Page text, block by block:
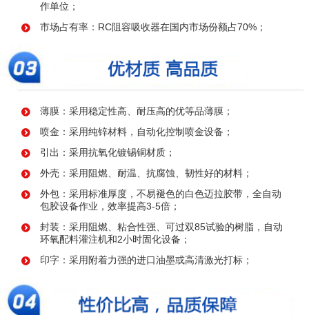
作单位；
市场占有率：RC阻容吸收器在国内市场份额占70%；
薄膜：采用稳定性高、耐压高的优等品薄膜；
喷金：采用纯锌材料，自动化控制喷金设备；
引出：采用抗氧化镀锡铜材质；
外壳：采用阻燃、耐温、抗腐蚀、韧性好的材料；
外包：采用标准厚度，不易褪色的白色迈拉胶带，全自动
包胶设备作业，效率提高3-5倍；
封装：采用阻燃、粘合性强、可过双85试验的树脂，自动
环氧配料灌注机和2小时固化设备；
印字：采用附着力强的进口油墨或高清激光打标；